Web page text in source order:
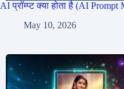
AI प्रॉम्प्ट क्या होता है (AI
May 10, 2026